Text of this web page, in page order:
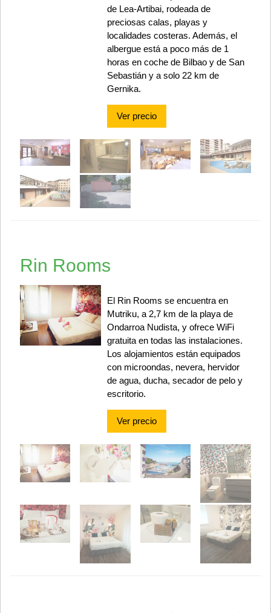
de Lea-Artibai, rodeada de
preciosas calas, playas y
localidades costeras. Además, el
albergue está a poco más de 1
horas en coche de Bilbao y de San
Sebastián y a solo 22 km de
Gernika.
Ver precio
Rin Rooms
El Rin Rooms se encuentra en
Mutriku, a 2,7 km de la playa de
Ondarroa Nudista, y ofrece WiFi
gratuita en todas las instalaciones.
Los alojamientos están equipados
con microondas, nevera, hervidor
de agua, ducha, secador de pelo y
escritorio.
Ver precio